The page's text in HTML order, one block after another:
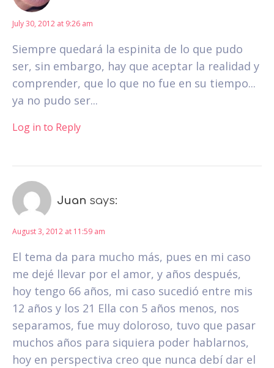
July 30, 2012 at 9:26 am
Siempre quedará la espinita de lo que pudo
ser, sin embargo, hay que aceptar la realidad y
comprender, que lo que no fue en su tiempo...
ya no pudo ser...
Log in to Reply
Juan says:
August 3, 2012 at 11:59 am
El tema da para mucho más, pues en mi caso
me dejé llevar por el amor, y años después,
hoy tengo 66 años, mi caso sucedió entre mis
12 años y los 21 Ella con 5 años menos, nos
separamos, fue muy doloroso, tuvo que pasar
muchos años para siquiera poder hablarnos,
hoy en perspectiva creo que nunca debí dar el